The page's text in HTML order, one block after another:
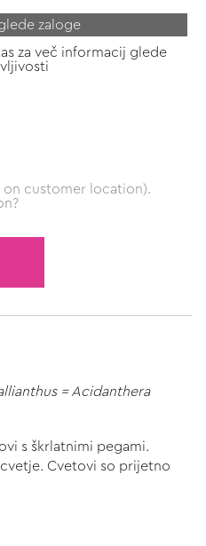
zaloge
za več informacij glede
on customer location).
= Acidanthera
s škrlatnimi pegami.
Cvetovi so prijetno